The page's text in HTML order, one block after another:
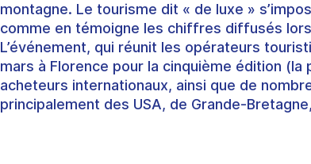
montagne. Le tourisme dit « de luxe »
comme en témoigne les chiffres diffusés
L’événement, qui réunit les opérateurs
mars à Florence pour la cinquième édition
acheteurs internationaux, ainsi que de
principalement des USA, de Grande-